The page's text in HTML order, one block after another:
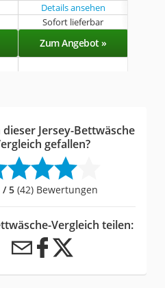
Details ansehen
Sofort lieferbar
Zum Angebot »
Jersey-Bettwäsche
gefallen?
/ 5 (42) Bewertungen
Vergleich teilen: